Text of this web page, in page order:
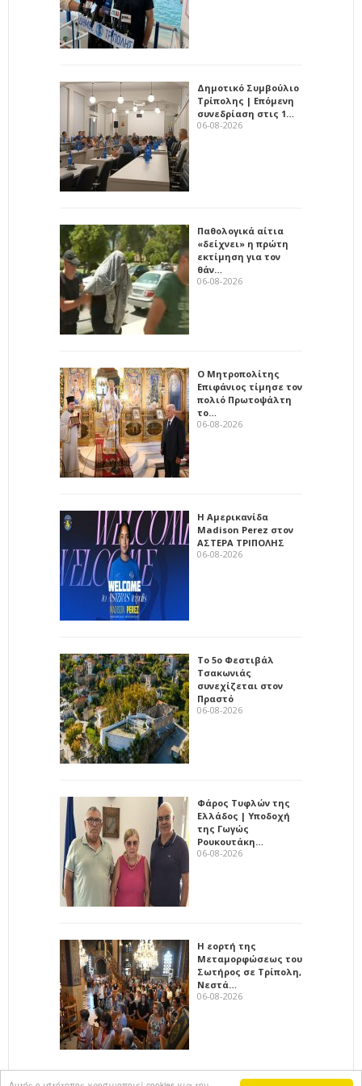
Δημοτικό Συμβούλιο
Τρίπολης | Επόμενη
συνεδρίαση στις 1…
06-08-2026
Παθολογικά αίτια
«δείχνει» η πρώτη
εκτίμηση για τον
θάν…
06-08-2026
Ο Μητροπολίτης
Επιφάνιος τίμησε τον
πολιό Πρωτοψάλτη
το…
06-08-2026
Η Αμερικανίδα
Madison Perez στον
ΑΣΤΕΡΑ ΤΡΙΠΟΛΗΣ
06-08-2026
Το 5ο Φεστιβάλ
Τσακωνιάς
συνεχίζεται στον
Πραστό
06-08-2026
Φάρος Τυφλών της
Ελλάδος | Υποδοχή
της Γωγώς
Ρουκουτάκη…
06-08-2026
Η εορτή της
Μεταμορφώσεως του
Σωτήρος σε Τρίπολη,
Νεστά…
06-08-2026